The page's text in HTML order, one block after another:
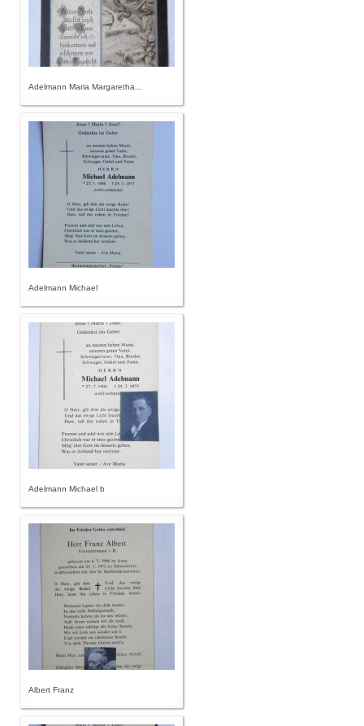
Adelmann Maria Margaretha...
Adelmann Michael
Adelmann Michael b
Albert Franz